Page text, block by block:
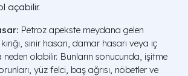
açabilir.
Petroz apekste meydana gelen
sinir hasarı, damar hasarı veya iç
olabilir. Bunların sonucunda, işitme
yüz felci, baş ağrısı, nöbetler ve